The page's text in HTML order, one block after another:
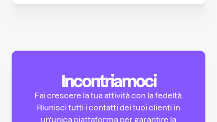
Incontriamoci
Fai crescere la tua attività con la fedeltà.
Riunisci tutti i contatti dei tuoi clienti in
un'unica piattaforma per garantire la